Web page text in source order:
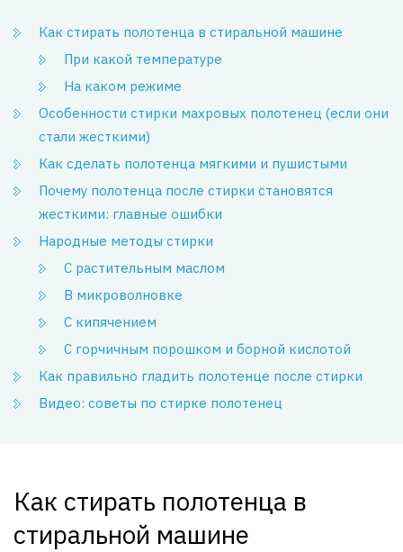
Как стирать полотенца в стиральной машине
При какой температуре
На каком режиме
Особенности стирки махровых полотенец (если они
стали жесткими)
Как сделать полотенца мягкими и пушистыми
Почему полотенца после стирки становятся
жесткими: главные ошибки
Народные методы стирки
С растительным маслом
В микроволновке
С кипячением
С горчичным порошком и борной кислотой
Как правильно гладить полотенце после стирки
Видео: советы по стирке полотенец
Как стирать полотенца в
стиральной машине